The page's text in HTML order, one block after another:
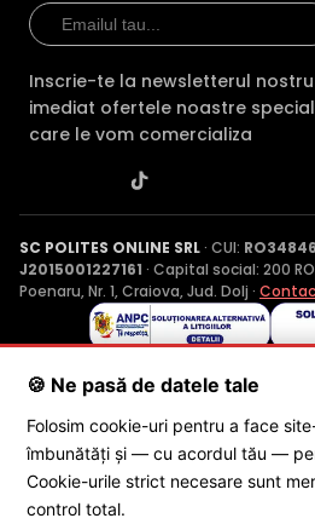
Inscrie-te la newsletterul
imediat ofertele noastre
care le vom comercializa
SC POLITES ONLINE SRL· CUI:
J2015001227161 · Capital social: 200
Poenaru, Nr. 1, Craiova, Jud. Dolj ·
© 2026 SC POLITES
🍪 Ne pasă de datele tale
Folosim cookie-uri pentru a face
îmbunătăți și — cu acordul tău —
Cookie-urile strict necesare sunt
control total.